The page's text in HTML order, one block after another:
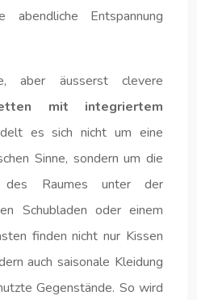
Entspannung
aber äusserst clevere
mit integriertem
es sich nicht um eine
Sinne, sondern um die
des Raumes unter der
Schubladen oder einem
finden nicht nur Kissen
auch saisonale Kleidung
Gegenstände. So wird